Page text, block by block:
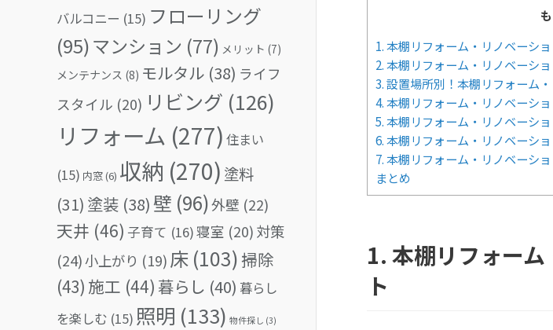
1. 本棚リフォーム・リノベーシ
2. 本棚リフォーム・リノベーシ
3. 設置場所別！本棚リフォーム
4. 本棚リフォーム・リノベーシ
5. 本棚リフォーム・リノベーシ
6. 本棚リフォーム・リノベーシ
7. 本棚リフォーム・リノベーシ
まとめ
1. 本棚リフォー
ト
バルコニー (15) フローリング
(95)マンション (77) メリット (7)
メンテナンス (8) モルタル (38) ライフ
スタイル (20) リビング (126)
リフォーム (277) 住まい
(15) 内窓(6) 収納 (270) 塗料
(31) 塗装 (38) 壁 (96)外壁 (22)
天井 (46) 子育て (16)寝室 (20) 対策
(24)小上がり (19) 床 (103)掃除
(43) 施工 (44) 暮らし (40) 暮らし
を楽しむ (15) 照明 (133) 物件探し (3)